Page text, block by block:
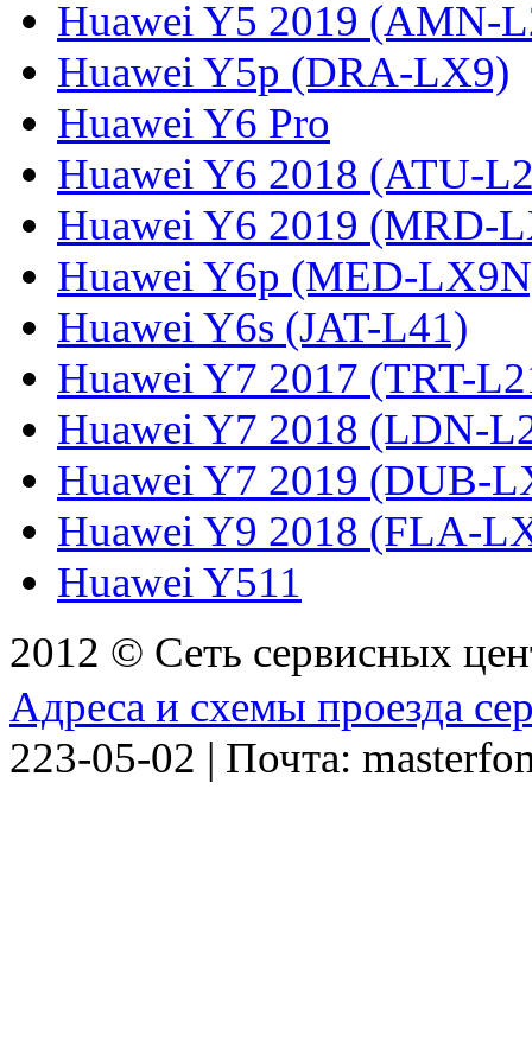
Huawei Y5 2019 (AMN-
Huawei Y5p (DRA-LX9)
Huawei Y6 Pro
Huawei Y6 2018 (ATU-
Huawei Y6 2019 (MRD-
Huawei Y6p (MED-
Huawei Y6s (JAT-L41)
Huawei Y7 2017 (TRT-
Huawei Y7 2018 (LDN-
Huawei Y7 2019 (DUB-
Huawei Y9 2018 (FLA-
Huawei Y511
2012 © Сеть сервисных
Адреса и схемы проезда
223-05-02 | Почта: